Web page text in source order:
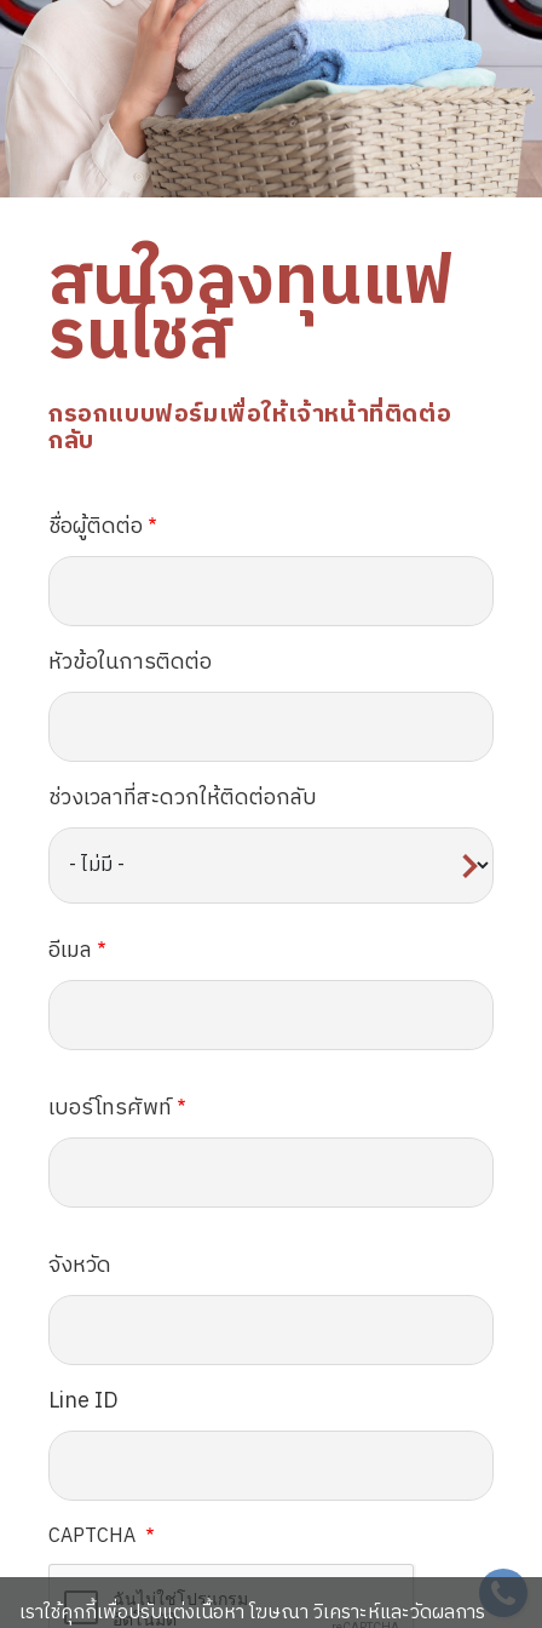
สนใจลงทุนแฟ
รนไชส์
กรอกแบบฟอร์มเพื่อให้เจ้าหน้าที่ติดต่อ
กลับ
ชื่อผู้ติดต่อ
หัวข้อในการติดต่อ
ช่วงเวลาที่สะดวกให้ติดต่อกลับ
อีเมล
เบอร์โทรศัพท์
จังหวัด
Line ID
CAPTCHA
เราใช้คุกกี้เพื่อปรับแต่งเนื้อหา โฆษณา วิเคราะห์และวัดผลการ
SVG